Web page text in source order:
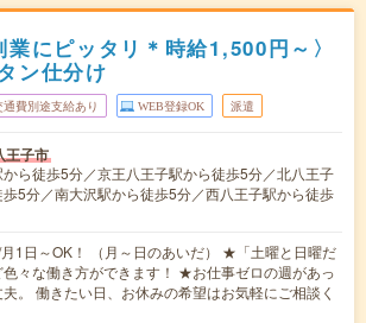
業にピッタリ＊時給1,500円～〉
ン仕分け
通費別途支給あり WEB登録OK 派遣
王子市
から徒歩5分／京王八王子駅から徒歩5分／北八王子
5分／南大沢駅から徒歩5分／西八王子駅から徒歩
1日～OK！ （月～日のあいだ） ★「土曜と日曜だ
色々な働き方ができます！ ★お仕事ゼロの週があっ
。 働きたい日、お休みの希望はお気軽にご相談く